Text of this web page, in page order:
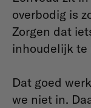
overbodig is
Zorgen dat
inhoudelijk te
Dat goed
we niet in.